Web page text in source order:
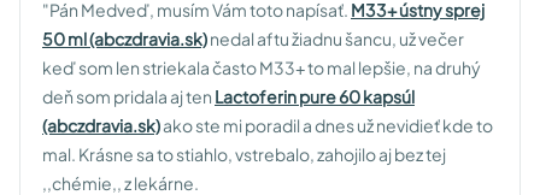
"Pán Medveď, musím Vám toto napísať. M33+ ústny sprej
50 ml (abczdravia.sk)nedal aftu žiadnu šancu, už večer
keď som len striekala často M33+ to mal lepšie, na druhý
deň som pridala aj ten Lactoferin pure 60 kapsúl
(abczdravia.sk)ako ste mi poradil a dnes už nevidieť kde to
mal. Krásne sa to stiahlo, vstrebalo, zahojilo aj bez tej
,,chémie,, z lekárne.